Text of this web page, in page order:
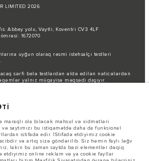
LIMITED 2026
Abbey yolu, Vaytli, Koventri CV3 4LF
1672070
uyğun olaraq rəsmi istehsalçı testləri
sərfi belə testlərdən əldə edilən nəticələrdən
yalnız müqayisə məqsədi daşıyır.
müddətlərinə təsir göstərir. Bu, çox dinamik bir
işləmələr və rəng sxemləri üçün mövcud
etdirməyə bilər. Zəhmət olmasa, hər hansı cari
məlumat etmək üçün Satış mərkəzi ilə əlaqə
spesifikasiyalar, qiymətlər və rənglər bazardan
olmadan dəyişdirilə bilər. Avtomobillərin
maraqlı ola biləcək məhsul və xidmətləri
saytımızı bu istiqamətdə daha da funksional
istifadə edir. İStifadə etdiyimiz cookie
və artıq sizə göndərilib. Siz həmin faylı ləğv
lakin bu zaman saytda bəzi elementlər dəqiq
etdiyimiz online reklam və ya cookie fayllar